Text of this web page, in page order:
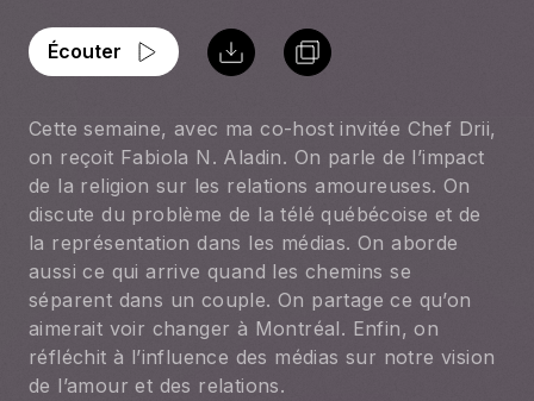
Écouter
Cette semaine, avec ma co-host invitée Chef Drii,
on reçoit Fabiola N. Aladin. On parle de l’impact
de la religion sur les relations amoureuses. On
discute du problème de la télé québécoise et de
la représentation dans les médias. On aborde
aussi ce qui arrive quand les chemins se
séparent dans un couple. On partage ce qu’on
aimerait voir changer à Montréal. Enfin, on
réfléchit à l’influence des médias sur notre vision
de l’amour et des relations.